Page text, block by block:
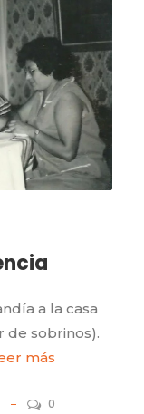
a la casa
de sobrinos).
más
0